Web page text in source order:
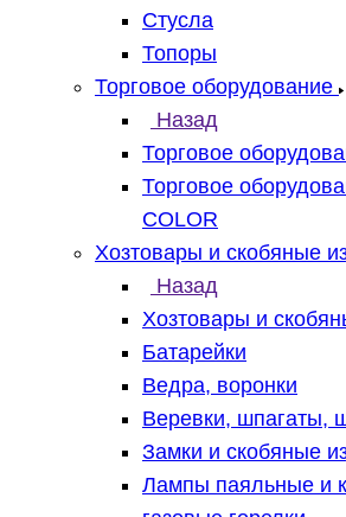
Стусла
Топоры
Торговое оборудование
Назад
Торговое
Торговое
COLOR
Хозтовары и скобяные
Назад
Хозтовары и
Батарейки
Ведра, воронки
Веревки, шпагаты,
Замки и скобяные
Лампы паяльные и